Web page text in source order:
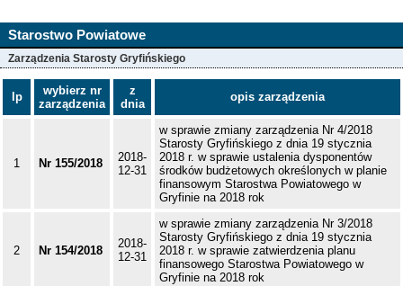
Starostwo Powiatowe
Zarządzenia Starosty Gryfińskiego
lp
wybierz nr
zarządzenia
z
dnia
opis zarządzenia
1 Nr 155/2018
2018-
12-31
w sprawie zmiany zarządzenia Nr 4/2018
Starosty Gryfińskiego z dnia 19 stycznia
2018 r. w sprawie ustalenia dysponentów
środków budżetowych określonych w planie
finansowym Starostwa Powiatowego w
Gryfinie na 2018 rok
2 Nr 154/2018
2018-
12-31
w sprawie zmiany zarządzenia Nr 3/2018
Starosty Gryfińskiego z dnia 19 stycznia
2018 r. w sprawie zatwierdzenia planu
finansowego Starostwa Powiatowego w
Gryfinie na 2018 rok